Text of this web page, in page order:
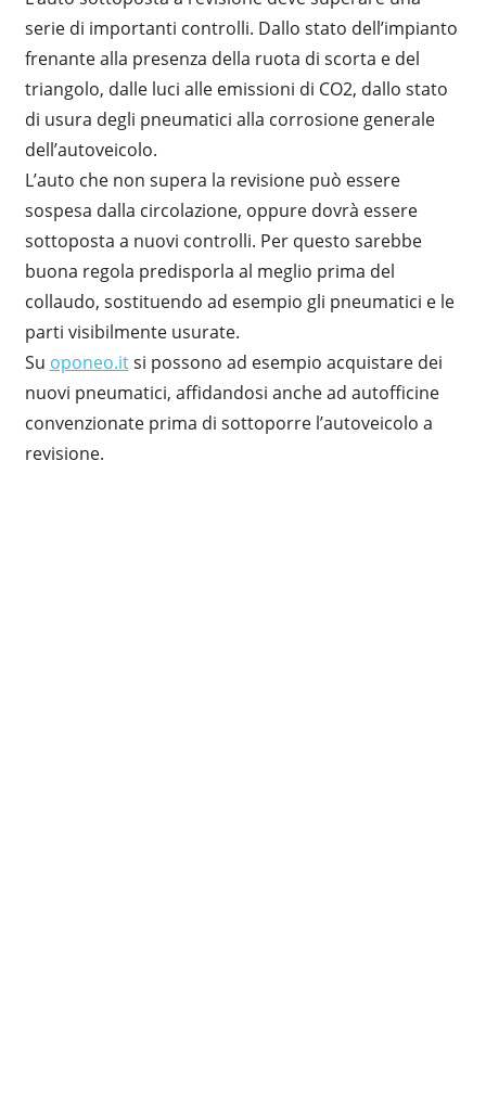
serie di importanti controlli. Dallo stato dell’impianto
frenante alla presenza della ruota di scorta e del
triangolo, dalle luci alle emissioni di CO2, dallo stato
di usura degli pneumatici alla corrosione generale
dell’autoveicolo.
L’auto che non supera la revisione può essere
sospesa dalla circolazione, oppure dovrà essere
sottoposta a nuovi controlli. Per questo sarebbe
buona regola predisporla al meglio prima del
collaudo, sostituendo ad esempio gli pneumatici e le
parti visibilmente usurate.
Su oponeo.itsi possono ad esempio acquistare dei
nuovi pneumatici, affidandosi anche ad autofficine
convenzionate prima di sottoporre l’autoveicolo a
revisione.